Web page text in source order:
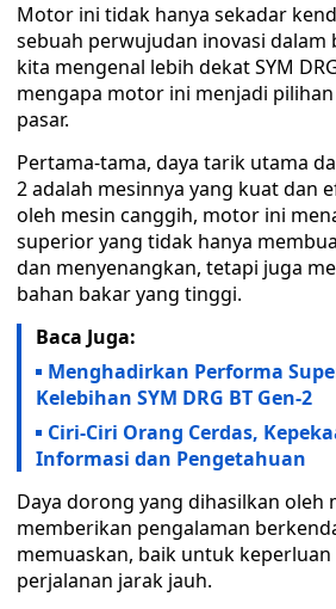
Motor ini tidak hanya sekadar
sebuah perwujudan inovasi dalam
kita mengenal lebih dekat SYM
mengapa motor ini menjadi
pasar.
Pertama-tama, daya tarik utama
2 adalah mesinnya yang kuat dan
oleh mesin canggih, motor ini
superior yang tidak hanya
dan menyenangkan, tetapi juga
bahan bakar yang tinggi.
Baca Juga:
Menghadirkan Performa
Kelebihan SYM DRG BT Gen-2
Ciri-Ciri Orang Cerdas,
Informasi dan Pengetahuan
Daya dorong yang dihasilkan oleh
memberikan pengalaman
memuaskan, baik untuk
perjalanan jarak jauh.